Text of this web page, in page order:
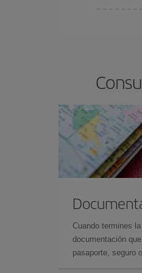
Cuando termines
documentación
pasaporte, seguro